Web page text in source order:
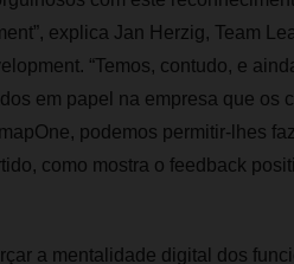
explica Jan Herzig, Team
“Temos, contudo, e
em papel na empresa que os
podemos permitir-lhes
como mostra o feedback
a mentalidade digital dos